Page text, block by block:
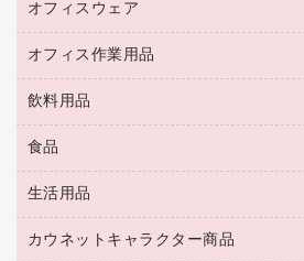
ＵＳＢハブ／ＵＳＢアクセサリー
ＯＡフィルター
ＯＡクリーナー／エアダスター
ＨＤＤ／ＳＳＤ
ディスプレイモニター
ロッカー・下駄箱
その他収納
オフィスアクセサリー
オフィスウェア
医療・介護・ワーキングウェア
ブラウス・シャツ
アウター
オフィス作業用品
養生用品
防災用品
防災用備蓄食品・飲料
台車・脚立
倉庫収納用品
飲料用品
緑茶飲料
茶葉・インスタント
紅茶・バラエティ飲料
レギュラーコーヒー
食品
食品
菓子
生活用品
浴室用品
カウネットキャラクター商品